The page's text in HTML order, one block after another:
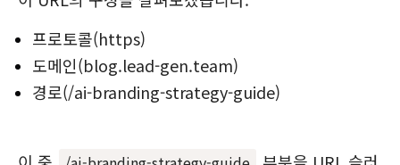
프로토콜(https)
도메인(blog.lead-gen.team)
경로(/ai-branding-strategy-guide)